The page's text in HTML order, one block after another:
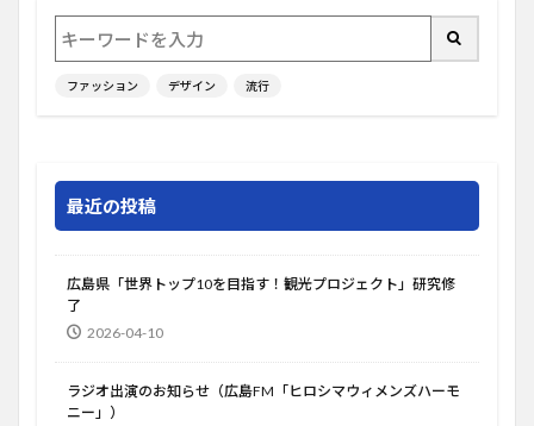
ファッション デザイン 流行
最近の投稿
広島県「世界トップ10を目指す！観光プロジェクト」研究修
了
2026-04-10
ラジオ出演のお知らせ（広島FM「ヒロシマウィメンズハーモ
ニー」）